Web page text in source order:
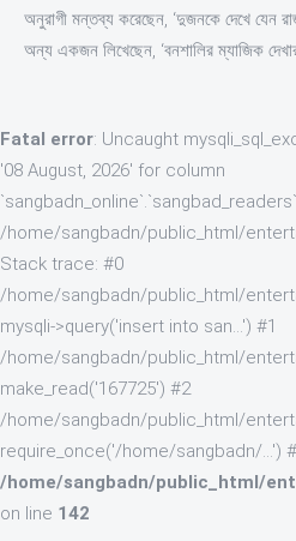
অনুরাগী মন্তব্য করেছেন, ‘দুজনকে দেখে যেন
অন্য একজন লিখেছেন, ‘বনশালির ম্যাজিক
Fatal error: Uncaught
'08 August, 2026' for column
/home/sangbadn/public_html/
Stack trace: #0
/home/sangbadn/public_html/
mysqli->query('insert into san...') #1
/home/sangbadn/public_html/
make_read('167725') #2
/home/sangbadn/public_html/
require_once('/home/sangbadn/...')
/home/sangbadn/public_html/
on line 142